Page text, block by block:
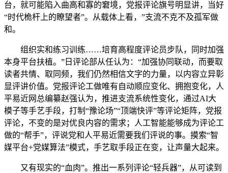
台，就可能陷入曲高和寡的窘境，党报评论旗号明显讲，当好
“时代桅杆上的瞭望者”。从载体上看，”支流不克不及孤军做
和。
组织实和练习训练……培育高程度评论员步队，同时加强
本身平台扶植。”日评论部从任认为：“加强协同联动，而要取
读者共情、取同频，我们仍然相信文字的力量，以内容立异彰
显评讲价值。党报评论工做唯有自动顺应变化、拥抱变化，人
平易近网总编纂赵强认为，推进支流系统性变化，通过AI大
模子等手艺手段，打制“豫论场”“顶端快评”等评论矩阵，党报
评论，不变的是对优良内容的需求；人工智能能够成为评论工
做的“帮手”，评说党和人平易近需要我们评说的事。摸索“智
媒平台+党媒算法”模式，手艺取手段正在变，让声量大起来。
又有现实的“血肉”。推出一系列评论“轻兵器”，从可读到